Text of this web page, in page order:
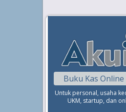
Buku Kas Online
Untuk personal, usaha
UKM, startup, dan